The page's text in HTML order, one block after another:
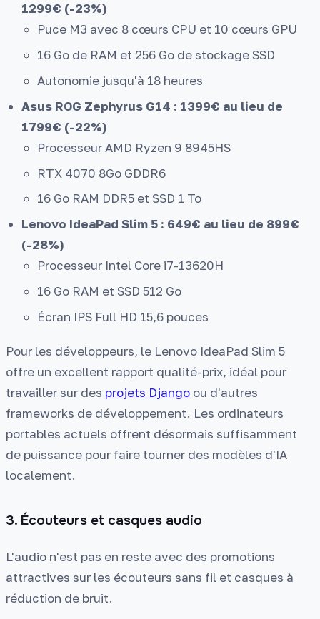
1299€ (-23%)
Puce M3 avec 8 cœurs CPU et 10 cœurs GPU
16 Go de RAM et 256 Go de stockage SSD
Autonomie jusqu'à 18 heures
Asus ROG Zephyrus G14 : 1399€ au lieu de
1799€ (-22%)
Processeur AMD Ryzen 9 8945HS
RTX 4070 8Go GDDR6
16 Go RAM DDR5 et SSD 1 To
Lenovo IdeaPad Slim 5 : 649€ au lieu de 899€
(-28%)
Processeur Intel Core i7-13620H
16 Go RAM et SSD 512 Go
Écran IPS Full HD 15,6 pouces
Pour les développeurs, le Lenovo IdeaPad Slim 5
offre un excellent rapport qualité-prix, idéal pour
travailler sur des projets Django ou d'autres
frameworks de développement. Les ordinateurs
portables actuels offrent désormais suffisamment
de puissance pour faire tourner des modèles d'IA
localement.
3. Écouteurs et casques audio
L'audio n'est pas en reste avec des promotions
attractives sur les écouteurs sans fil et casques à
réduction de bruit.